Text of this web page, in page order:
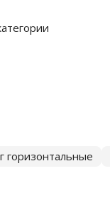
горизонтальные